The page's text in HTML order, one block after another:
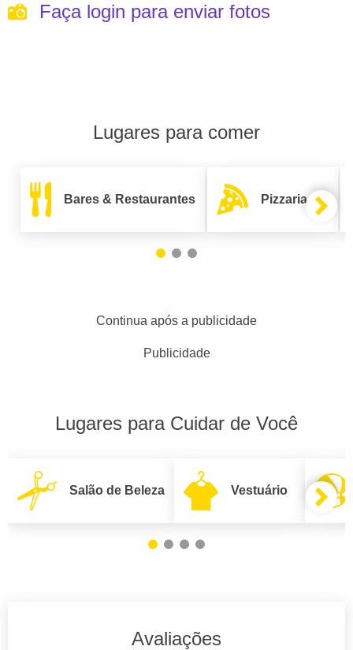
Faça login para enviar fotos
Lugares para comer
Bares & Restaurantes Pizzarias
Continua após a publicidade
Publicidade
Lugares para Cuidar de Você
Salão de Beleza Vestuário
Avaliações